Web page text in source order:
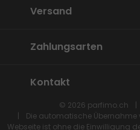
Versand
Zahlungsarten
Kontakt
© 2026 parfimo.ch
Die automatische Übernahme
Webseite ist ohne die Einwilligung